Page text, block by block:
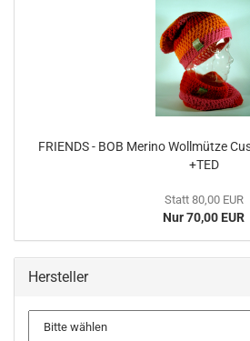
FRIENDS - BOB Merino Wollmütze
+TED
Statt 80,00 EUR
Nur 70,00 EUR
Hersteller